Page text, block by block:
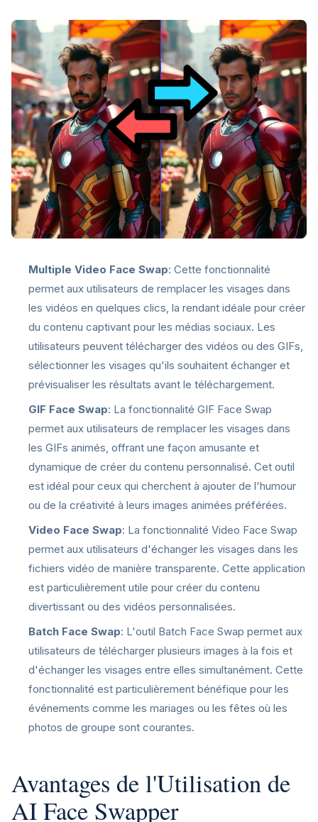
Multiple Video Face Swap: Cette fonctionnalité
permet aux utilisateurs de remplacer les visages dans
les vidéos en quelques clics, la rendant idéale pour créer
du contenu captivant pour les médias sociaux. Les
utilisateurs peuvent télécharger des vidéos ou des GIFs,
sélectionner les visages qu'ils souhaitent échanger et
prévisualiser les résultats avant le téléchargement.
GIF Face Swap: La fonctionnalité GIF Face Swap
permet aux utilisateurs de remplacer les visages dans
les GIFs animés, offrant une façon amusante et
dynamique de créer du contenu personnalisé. Cet outil
est idéal pour ceux qui cherchent à ajouter de l'humour
ou de la créativité à leurs images animées préférées.
Video Face Swap: La fonctionnalité Video Face Swap
permet aux utilisateurs d'échanger les visages dans les
fichiers vidéo de manière transparente. Cette application
est particulièrement utile pour créer du contenu
divertissant ou des vidéos personnalisées.
Batch Face Swap: L'outil Batch Face Swap permet aux
utilisateurs de télécharger plusieurs images à la fois et
d'échanger les visages entre elles simultanément. Cette
fonctionnalité est particulièrement bénéfique pour les
événements comme les mariages ou les fêtes où les
photos de groupe sont courantes.
Avantages de l'Utilisation de
AI Face Swapper